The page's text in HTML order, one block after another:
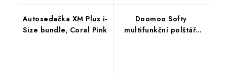
Autosedačka XM Plus i-
Size bundle, Coral Pink
Doomoo Softy
multifunkční polštář,